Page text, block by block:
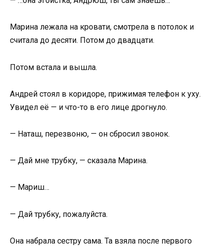
Марина лежала на кровати, смотрела в потолок и
считала до десяти. Потом до двадцати.
Потом встала и вышла.
Андрей стоял в коридоре, прижимая телефон к уху.
Увидел её — и что-то в его лице дрогнуло.
— Наташ, перезвоню, — он сбросил звонок.
— Дай мне трубку, — сказала Марина.
— Мариш…
— Дай трубку, пожалуйста.
Она набрала сестру сама. Та взяла после первого